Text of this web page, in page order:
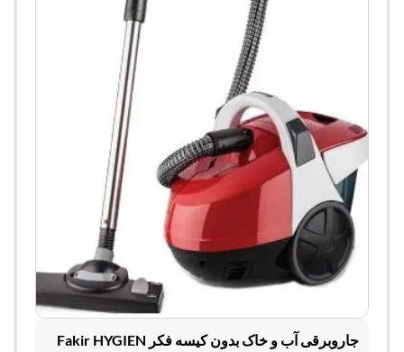
جاروبرقی آب و خاک بدون کیسه فکر Fakir HYGIEN